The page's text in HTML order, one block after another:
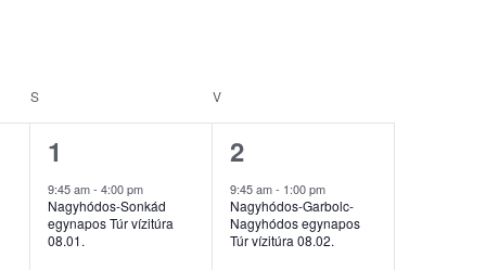
S V
1
esemény,
1
9:45 am-4:00 pm
Nagyhódos-Sonkád
egynapos Túr vízitúra
08.01.
1
esemény,
2
9:45 am- 1:00 pm
Nagyhódos-Garbolc-
Nagyhódos egynapos
Túr vízitúra 08.02.